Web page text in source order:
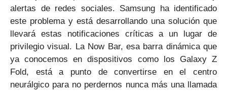
alertas de redes sociales. Samsung ha identificado
este problema y está desarrollando una solución que
llevará estas notificaciones críticas a un lugar de
privilegio visual. La Now Bar, esa barra dinámica que
ya conocemos en dispositivos como los Galaxy Z
Fold, está a punto de convertirse en el centro
neurálgico para no perdernos nunca más una llamada